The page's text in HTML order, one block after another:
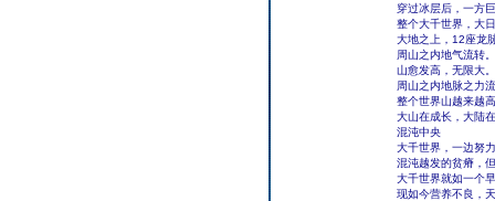
穿过冰层后，一方
整个大千世界，大
大地之上，12座龙
周山之内地气流转。
山愈发高，无限大。
周山之内地脉之力
整个世界山越来越
大山在成长，大陆
混沌中央
大千世界，一边努
混沌越发的贫瘠，
大千世界就如一个
现如今营养不良，